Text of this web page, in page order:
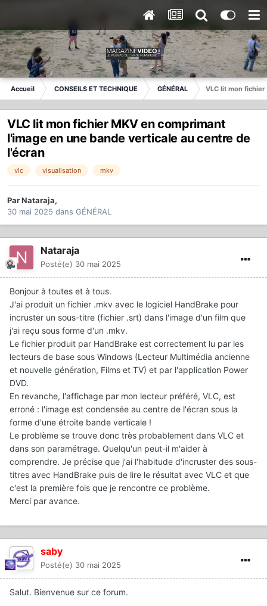
Accueil CONSEILS ET TECHNIQUE GÉNÉRAL VLC lit mon
VLC lit mon fichier MKV en comprimant
l'image en une bande verticale au centre de
l'écran
vlc visualisation mkv
ParNataraja,
30 mai 2025 dans GÉNÉRAL
Nataraja
Posté(e) 30 mai 2025
Bonjour à toutes et à tous.
J'ai produit un fichier .mkv avec le logiciel HandBrake pour
incruster un sous-titre (fichier .srt) dans l'image d'un film que
j'ai reçu sous forme d'un .mkv.
Le fichier produit par HandBrake est correctement lu par les
lecteurs de base sous Windows (Lecteur Multimédia ancienne
et nouvelle génération, Films et TV) et par l'application Power
DVD.
En revanche, l'affichage par mon lecteur préféré, VLC, est
erroné : l'image est condensée au centre de l'écran sous la
forme d'une étroite bande verticale !
Le problème se trouve donc très probablement dans VLC et
dans son paramétrage. Quelqu'un peut-il m'aider à
comprendre. Je précise que j'ai l'habitude d'incruster des sous-
titres avec HandBrake puis de lire le résultat avec VLC et que
c'est la première fois que je rencontre ce problème.
Merci par avance.
saby
Posté(e) 30 mai 2025
Salut. Bienvenue sur ce forum.